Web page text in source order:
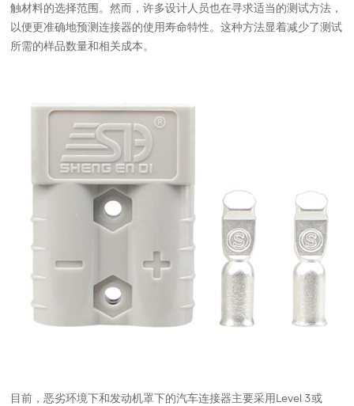
触材料的选择范围。然而，许多设计人员也在寻求适当的测试方法，
以便更准确地预测连接器的使用寿命特性。这种方法显着减少了测试
所需的样品数量和相关成本。
目前，恶劣环境下和发动机罩下的汽车连接器主要采用Level 3或